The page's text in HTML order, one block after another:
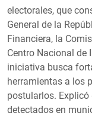
electorales, que
General de la
Financiera, la
Centro Nacional de
iniciativa busca
herramientas a los
postularlos.
detectados en